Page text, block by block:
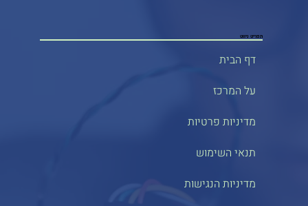
תפריט ניווט
דף הבית
על המרכז
מדיניות פרטיות
תנאי השימוש
מדיניות הנגישות